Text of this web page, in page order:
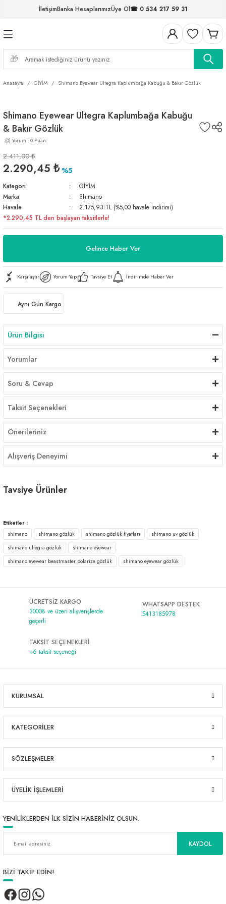
İletişimBanka HesaplarımızÜye Ol☎ 0 534 217 59 31
Geri Dön
Geri Dön
Geri Dön
MİSİNALAR
Geri Dön
FIRDÖNDÜLER
Geri Dön
Geri Dön
Geri Dön
Geri Dön
Anasayfa GİYİM Shimano Eyewear Ultegra Kaplumbağa Kabuğu & Bakır Gözlük
Shimano Eyewear Ultegra Kaplumbağa Kabuğu
& Bakır Gözlük
(0) Yorum - 0 Puan
2.411,00 ₺
2.290,45 ₺ %5
Kategori
GİYİM
Marka
Shimano
Havale
2.175,93 TL (%5,00 havale indirimi)
*2.290,45 TL den başlayan taksitlerle!
Gelince Haber Ver
Karşılaştır Yorum Yap Tavsiye Et İndirimde Haber Ver
Aynı Gün Kargo
Ürün Bilgisi
Yorumlar
Soru & Cevap
Taksit Seçenekleri
Önerileriniz
Alışveriş Deneyimi
Tavsiye Ürünler
2.411,00 ₺
Etiketler :
shimano
shimano gözlük shimano gözlük fiyatları
shimano uv gözlük
shimano ultegra gözlük
shimano eyewear
shimano eyewear beastmaster polarize gözlük
shimano eyewear gözlük
ÜCRETSİZ KARGO
3000₺ ve üzeri alışverişlerde
geçerli
WHATSAPP DESTEK
5413185978
TAKSİT SEÇENEKLERİ
+6 taksit seçeneği
KURUMSAL
KATEGORİLER
SÖZLEŞMELER
ÜYELİK İŞLEMLERİ
YENİLİKLERDEN İLK SİZİN HABERİNİZ OLSUN.
KAYDOL
BİZİ TAKİP EDİN!